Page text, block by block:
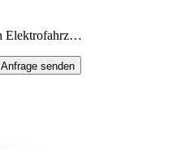
Prüfung von Elektrofahrzeugen
Anfrage senden